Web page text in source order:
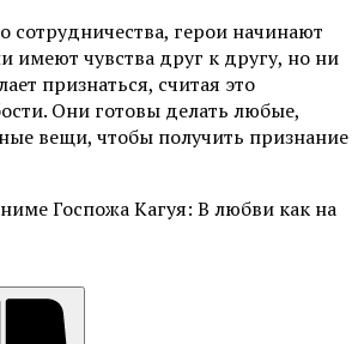
сотрудничества, герои начинают
имеют чувства друг к другу, но ни
признаться, считая это
Они готовы делать любые,
вещи, чтобы получить признание